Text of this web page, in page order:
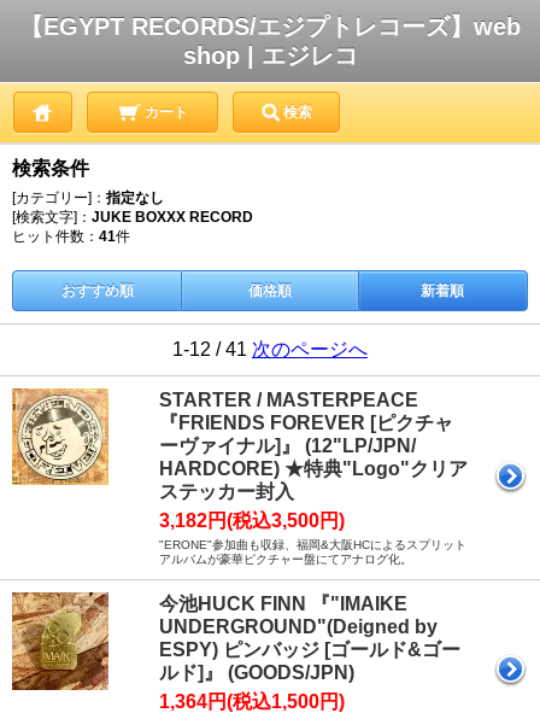
【EGYPT RECORDS/エジプトレコーズ】web
shop | エジレコ
カート 検索
検索条件
[カテゴリー]： 指定なし
[検索文字]： JUKE BOXXX RECORD
ヒット件数： 41件
おすすめ順 価格順 新着順
1-12 / 41 次のページへ
STARTER / MASTERPEACE
『FRIENDS FOREVER [ピクチャ
ーヴァイナル]』 (12"LP/JPN/
HARDCORE) ★特典"Logo"クリア
ステッカー封入
3,182円(税込3,500円)
"ERONE"参加曲も収録、福岡&大阪HCによるスプリット
アルバムが豪華ピクチャー盤にてアナログ化。
今池HUCK FINN 『"IMAIKE
UNDERGROUND"(Deigned by
ESPY) ピンバッジ [ゴールド&ゴー
ルド]』 (GOODS/JPN)
1,364円(税込1,500円)